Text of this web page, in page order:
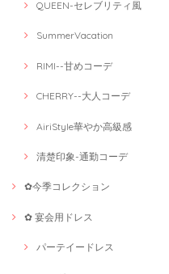
QUEEN-セレブリティ風
SummerVacation
RIMI--甘めコーデ
CHERRY--大人コーデ
AiriStyle華やか高級感
清楚印象-通勤コーデ
✿今季コレクション
✿ 宴会用ドレス
パーテイードレス